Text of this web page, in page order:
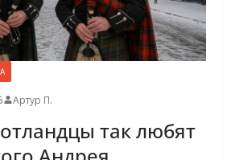
Артур П.
так любят